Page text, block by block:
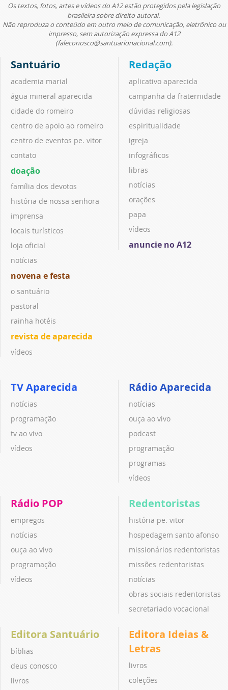
Os textos, fotos, artes e vídeos do A12 estão protegidos pela legislação
brasileira sobre direito autoral.
Não reproduza o conteúdo em outro meio de comunicação, eletrônico ou
impresso, sem autorização expressa do A12
(faleconosco@santuarionacional.com).
Santuário
academia marial
água mineral aparecida
cidade do romeiro
centro de apoio ao romeiro
centro de eventos pe. vitor
contato
doação
família dos devotos
história de nossa senhora
imprensa
locais turísticos
loja oficial
notícias
novena e festa
o santuário
pastoral
rainha hotéis
revista de aparecida
vídeos
Redação
aplicativo aparecida
campanha da fraternidade
dúvidas religiosas
espiritualidade
igreja
infográficos
libras
notícias
orações
papa
vídeos
anuncie no A12
TV Aparecida
notícias
programação
tv ao vivo
vídeos
Rádio Aparecida
notícias
ouça ao vivo
podcast
programação
programas
vídeos
Rádio POP
empregos
notícias
ouça ao vivo
programação
vídeos
Redentoristas
história pe. vitor
hospedagem santo afonso
missionários redentoristas
missões redentoristas
notícias
obras sociais redentoristas
secretariado vocacional
Editora Santuário
bíblias
deus conosco
livros
Editora Ideias &
Letras
livros
coleções